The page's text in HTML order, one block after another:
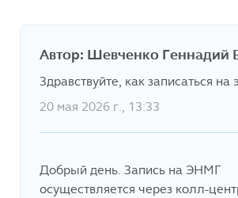
Автор: Шевченко Геннадий
Здравствуйте, как записаться на
20 мая 2026 г., 13:33
Добрый день. Запись на ЭНМГ
осуществляется через колл-